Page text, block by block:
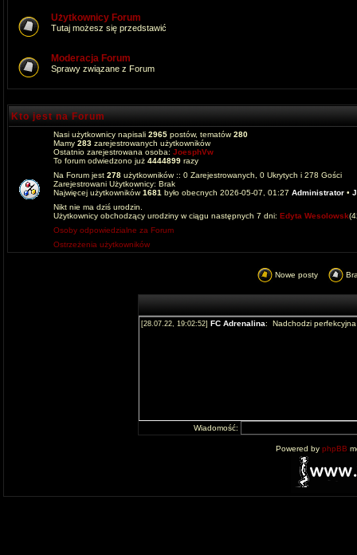
Użytkownicy Forum
Tutaj możesz się przedstawić
Moderacja Forum
Sprawy związane z Forum
Kto jest na Forum
Nasi użytkownicy napisali 2965 postów, tematów280
Mamy 283 zarejestrowanych użytkowników
Ostatnio zarejestrowana osoba: JoesphVw
To forum odwiedzono już 4444899 razy
Na Forum jest 278 użytkowników :: 0 Zarejestrowanych, 0 Ukrytych i 278 Gości
Zarejestrowani Użytkownicy: Brak
Najwięcej użytkowników1681 było obecnych 2026-05-07, 01:27 Administrator •
Nikt nie ma dziś urodzin.
Użytkownicy obchodzący urodziny w ciągu następnych 7 dni: Edyta Wesolowsk
Osoby odpowiedzialne za Forum
Ostrzeżenia użytkowników
Nowe posty
Wiadomość:
Powered by phpBB